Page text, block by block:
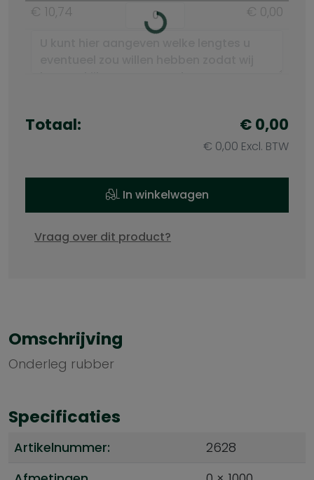
€ 10,74
€ 0,00
Totaal: € 0,00
€ 0,00 Excl. BTW
In winkelwagen
Vraag over dit product?
Omschrijving
Onderleg rubber
Specificaties
Artikelnummer:
2628